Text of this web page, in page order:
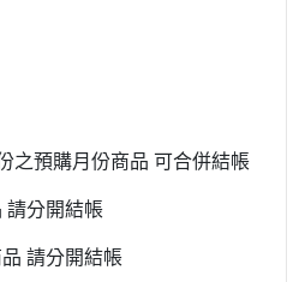
之預購月份商品 可合併結帳
請分開結帳
請分開結帳